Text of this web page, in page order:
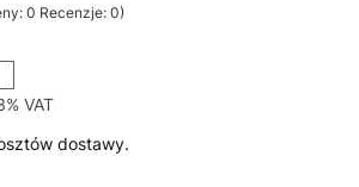
0 Recenzje: 0)
VAT
VAT
dostawy.